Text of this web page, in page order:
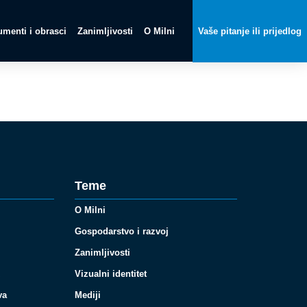
i obrasci Zanimljivosti O Milni Vaše pitanje ili prijedlog
Teme
O Milni
Gospodarstvo i razvoj
Zanimljivosti
Vizualni identitet
Mediji